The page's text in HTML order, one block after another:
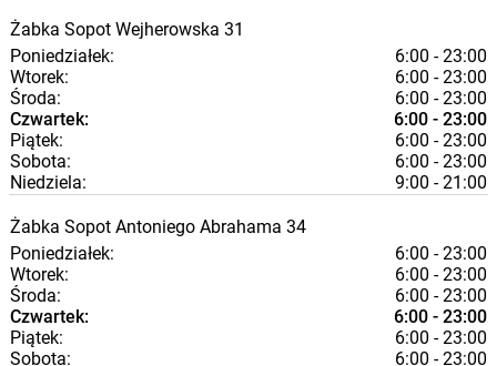
Żabka Sopot Wejherowska 31
Poniedziałek:
6:00 - 23:00
Wtorek:
6:00 - 23:00
Środa:
6:00 - 23:00
Czwartek:
6:00 - 23:00
Piątek:
6:00 - 23:00
Sobota:
6:00 - 23:00
Niedziela:
9:00 - 21:00
Żabka Sopot Antoniego Abrahama 34
Poniedziałek:
6:00 - 23:00
Wtorek:
6:00 - 23:00
Środa:
6:00 - 23:00
Czwartek:
6:00 - 23:00
Piątek:
6:00 - 23:00
Sobota:
6:00 - 23:00